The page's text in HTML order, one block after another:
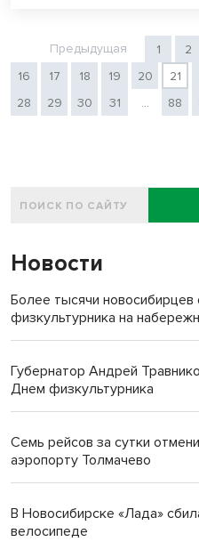
Предыдущая 1 2
16
17 18 19 20 21
28
29 30 31 ... 88
Новости
Более тысячи
физкультурника на
Губернатор Андрей
Днем физкультурника
Семь рейсов за сутки
аэропорту Толмачево
В Новосибирске «Лада»
велосипеде